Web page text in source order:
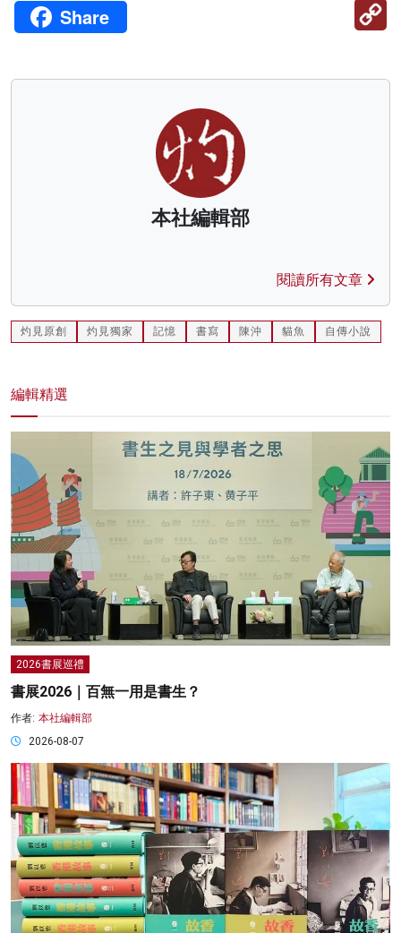
Share
本社編輯部
閱讀所有文章
灼見原創 灼見獨家 記憶 書寫 陳沖 貓魚 自傳小說
編輯精選
2026書展巡禮
書展2026｜百無一用是書生？
作者: 本社編輯部
2026-08-07